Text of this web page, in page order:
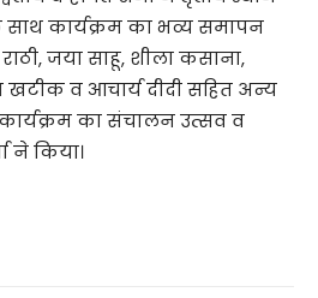
के साथ कार्यक्रम का भव्य समापन
जया साहू, शीला कसाना,
खटीक व आचार्य दीदी सहित अन्य
का संचालन उत्सव व
ने किया।